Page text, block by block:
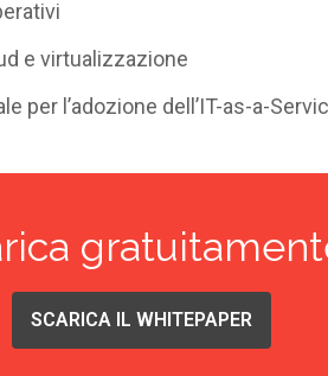
e virtualizzazione
per l’adozione dell’IT-as-a-
SCARICA IL WHITEPAPER